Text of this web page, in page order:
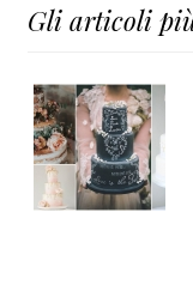
Gli articoli